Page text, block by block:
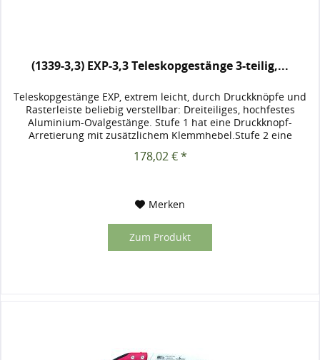
(1339-3,3) EXP-3,3 Teleskopgestänge 3-teilig,...
Teleskopgestänge EXP, extrem leicht, durch Druckknöpfe und
Rasterleiste beliebig verstellbar: Dreiteiliges, hochfestes
Aluminium-Ovalgestänge. Stufe 1 hat eine Druckknopf-
Arretierung mit zusätzlichem Klemmhebel.Stufe 2 eine
Rasterleiste,...
178,02 € *
Merken
Zum Produkt